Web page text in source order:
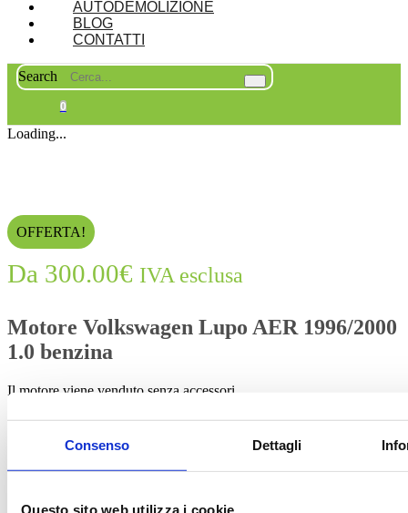
Consenso Dettagli
Questo sito web utilizza i cookie
AUTODEMOLIZIONE
BLOG
CONTATTI
Search
0
Loading...
OFFERTA!
Da 300.00€ IVA esclusa
Motore Volkswagen Lupo AER 1996/2000
1.0 benzina
Il motore viene venduto senza accessori.
Questo prodotto potrebbe essere compatibile con:
VOLKSWAGEN
: Ibiza, Arosa.